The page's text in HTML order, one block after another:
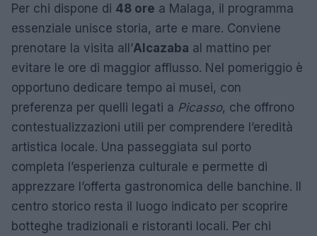
Per chi dispone di 48 ore a Malaga, il programma
essenziale unisce storia, arte e mare. Conviene
prenotare la visita all’Alcazaba al mattino per
evitare le ore di maggior afflusso. Nel pomeriggio è
opportuno dedicare tempo ai musei, con
preferenza per quelli legati a Picasso, che offrono
contestualizzazioni utili per comprendere l’eredità
artistica locale. Una passeggiata sul porto
completa l’esperienza culturale e permette di
apprezzare l’offerta gastronomica delle banchine. Il
centro storico resta il luogo indicato per scoprire
botteghe tradizionali e ristoranti locali. Per chi